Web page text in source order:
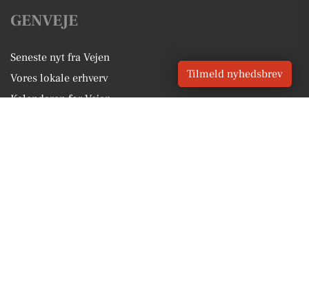
GENVEJE
Seneste nyt fra Vejen
Vores lokale erhverv
Kalenderen for Vejen
Tilmeld nyhedsbrev